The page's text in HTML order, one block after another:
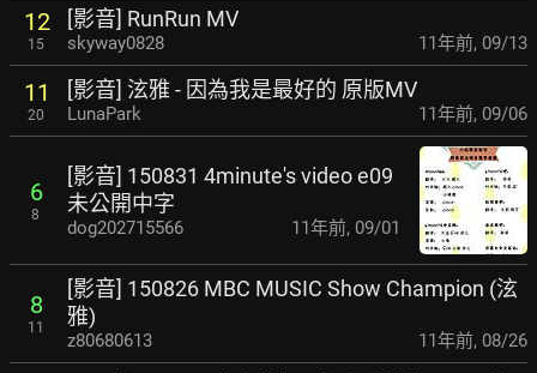
12
15
[影音] RunRun MV
skyway0828 11年前, 09/13
11
20
[影音] 泫雅 - 因為我是最好的 原版MV
LunaPark 11年前, 09/06
6
8
[影音] 150831 4minute's video e09
未公開中字
dog202715566 11年前, 09/01
8
11
[影音] 150826 MBC MUSIC Show Champion (泫
雅)
z80680613 11年前, 08/26